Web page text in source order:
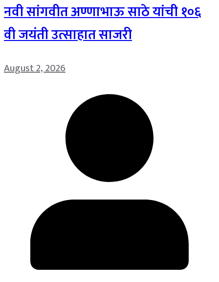
नवी सांगवीत अण्णाभाऊ साठे यांची १०६
वी जयंती उत्साहात साजरी
August 2, 2026